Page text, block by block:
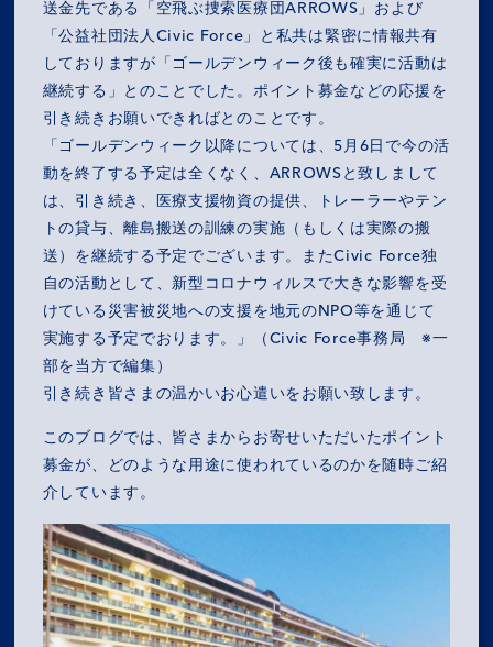
送金先である「空飛ぶ捜索医療団ARROWS」および
「公益社団法人Civic Force」と私共は緊密に情報共有
しておりますが「ゴールデンウィーク後も確実に活動は
継続する」とのことでした。ポイント募金などの応援を
引き続きお願いできればとのことです。
「ゴールデンウィーク以降については、5月6日で今の活
動を終了する予定は全くなく、ARROWSと致しまして
は、引き続き、医療支援物資の提供、トレーラーやテン
トの貸与、離島搬送の訓練の実施（もしくは実際の搬
送）を継続する予定でございます。またCivic Force独
自の活動として、新型コロナウィルスで大きな影響を受
けている災害被災地への支援を地元のNPO等を通じて
実施する予定でおります。」（Civic Force事務局 ※一
部を当方で編集）
引き続き皆さまの温かいお心遣いをお願い致します。
このブログでは、皆さまからお寄せいただいたポイント
募金が、どのような用途に使われているのかを随時ご紹
介しています。